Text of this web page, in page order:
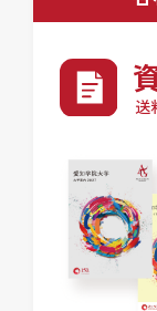
送